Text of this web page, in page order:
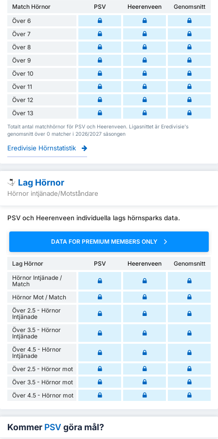
Match Hörnor PSV Heerenveen
Genomsnitt
Över 6
Över 7
Över 8
Över 9
Över 10
Över 11
Över 12
Över 13
Totalt antal matchhörnor för PSV och Heerenveen. Ligasnittet är Eredivisie's
genomsnitt över 0 matcher i 2026/2027 säsongen
Eredivisie Hörnstatistik
Lag Hörnor
Hörnor intjänade/Motståndare
PSV och Heerenveen individuella lags hörnsparks data.
DATA FOR PREMIUM MEMBERS ONLY
Lag Hörnor PSV Heerenveen
Genomsnitt
Hörnor Intjänade /
Match
Hörnor Mot / Match
Över 2.5 - Hörnor
Intjänade
Över 3.5 - Hörnor
Intjänade
Över 4.5 - Hörnor
Intjänade
Över 2.5 - Hörnor mot
Över 3.5 - Hörnor mot
Över 4.5 - Hörnor mot
Kommer PSVgöra mål?